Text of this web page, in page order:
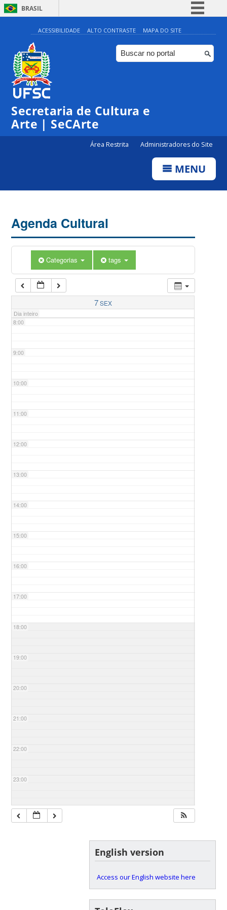
BRASIL
Simplifique!
Comunica BR
Participe
ACESSIBILIDADE ALTO CONTRASTE MAPA DO SITE
Secretaria de Cultura e
Arte | SeCArte
Área Restrita Administradores do Site
MENU
Agenda Cultural
Categorias tags
7SEX
Dia inteiro
0:00
1:00
5:00
7:00
8:00
9:00
10:00
11:00
12:00
13:00
14:00
15:00
16:00
17:00
18:00
19:00
20:00
21:00
22:00
23:00
English version
Access our English website here